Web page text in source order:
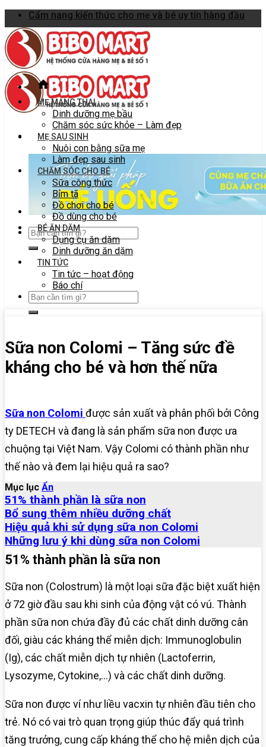
Skip
to
content
Cẩm nang kiến thức cho mẹ và bé uy tín hàng đầu
MẸ MANG THAI
Dinh dưỡng mẹ bầu
Chăm sóc sức khỏe – Làm đẹp
MẸ SAU SINH
Nuôi con bằng sữa mẹ
Làm đẹp sau sinh
CHĂM SÓC CHO BÉ
Sữa công thức
Bỉm tã
Đồ chơi cho bé
Đồ dùng cho bé
BÉ ĂN DẶM
Dụng cụ ăn dặm
Dinh dưỡng ăn dặm
TIN TỨC
Tin tức – hoạt động
Báo chí
Sữa non Colomi – Tăng sức đề
kháng cho bé và hơn thế nữa
Sữa non Colomi được sản xuất và phân phối bởi Công
ty DETECH và đang là sản phẩm sữa non được ưa
chuộng tại Việt Nam. Vậy Colomi có thành phần như
thế nào và đem lại hiệu quả ra sao?
Mục lục Ẩn
51% thành phần là sữa non
Bổ sung thêm nhiều dưỡng chất
Hiệu quả khi sử dụng sữa non Colomi
Những lưu ý khi dùng sữa non Colomi
51% thành phần là sữa non
Sữa non (Colostrum) là một loại sữa đặc biệt xuất hiện
ở 72 giờ đầu sau khi sinh của động vật có vú. Thành
phần sữa non chứa đầy đủ các chất dinh dưỡng cân
đối, giàu các kháng thể miễn dịch: Immunoglobulin
(Ig), các chất miễn dịch tự nhiên (Lactoferrin,
Lysozyme, Cytokine,…) và các chất dinh dưỡng.
Sữa non được ví như liều vacxin tự nhiên đầu tiên cho
trẻ. Nó có vai trò quan trọng giúp thúc đẩy quá trình
tăng trưởng, cung cấp kháng thể cho hệ miễn dịch của